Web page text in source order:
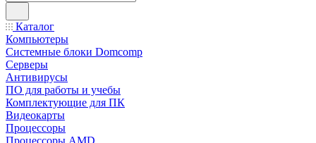
Каталог
Компьютеры
Системные блоки Domcomp
Серверы
Антивирусы
ПО для работы и учебы
Комплектующие для ПК
Видеокарты
Процессоры
Процессоры AMD